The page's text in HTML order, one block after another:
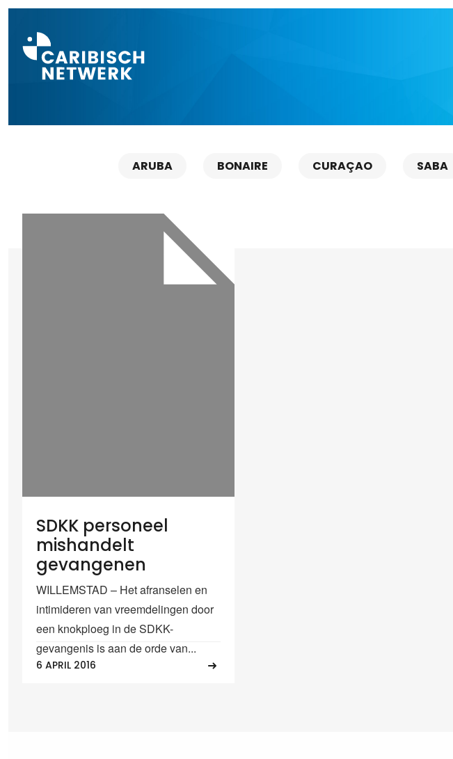
ARUBA BONAIRE CURAÇAO SABA
SDKK personeel
mishandelt
gevangenen
WILLEMSTAD – Het afranselen en
intimideren van vreemdelingen door
een knokploeg in de SDKK-
gevangenis is aan de orde van...
6 APRIL 2016